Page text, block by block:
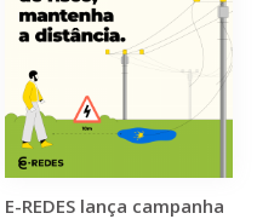
E-REDES lança campanha